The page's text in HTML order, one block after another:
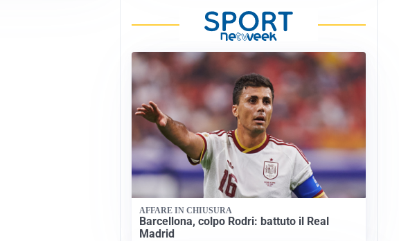
AFFARE IN CHIUSURA
Barcellona, colpo Rodri: battuto il Real
Madrid